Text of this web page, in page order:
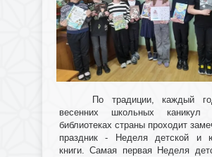
По традиции, каждый
весенних школьных
библиотеках страны проходит
праздник - Неделя детской и
книги. Самая первая Неделя